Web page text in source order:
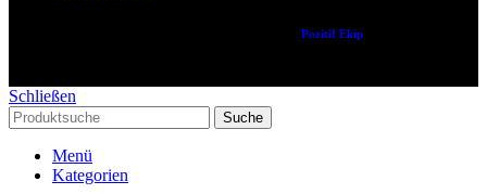
Pozitif Ekip
Schließen
Suche
Menü
Kategorien